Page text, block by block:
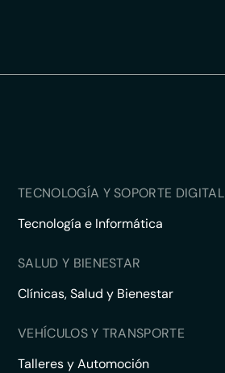
TECNOLOGÍA Y SOPORTE DIGITAL
Tecnología e Informática
SALUD Y BIENESTAR
Clínicas, Salud y Bienestar
VEHÍCULOS Y TRANSPORTE
Talleres y Automoción